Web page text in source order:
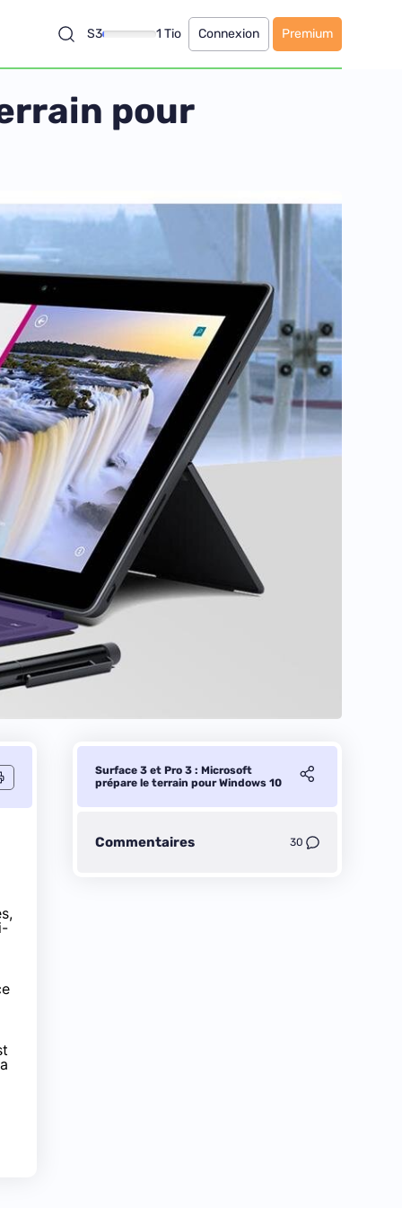
S3 1 Tio Connexion Premium
pour
Surface 3 et Pro 3 : Microsoft
prépare le terrain pour Windows 10
Commentaires 30